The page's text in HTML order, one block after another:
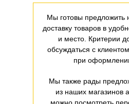
Мы готовы предложить
доставку товаров в
и место. Критерии
обсуждаться с
при
Мы также рады
из наших магазинов